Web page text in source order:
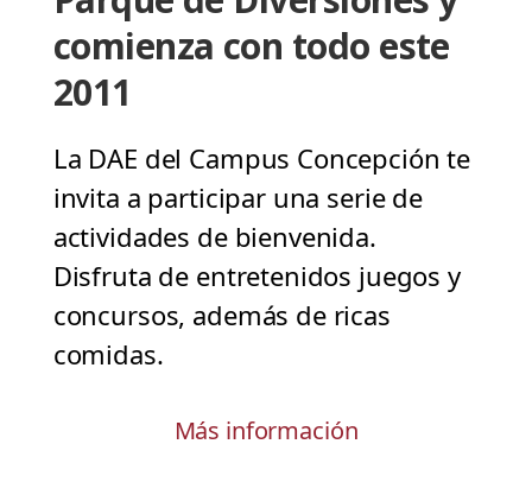
comienza con todo este
2011
La DAE del Campus Concepción te
invita a participar una serie de
actividades de bienvenida.
Disfruta de entretenidos juegos y
concursos, además de ricas
comidas.
Más información